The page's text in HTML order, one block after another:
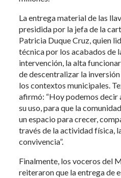
La entrega material de las
presidida por la jefa de la
Patricia Duque Cruz, quien
técnica por los acabados de
intervención, la alta
de descentralizar la
los contextos municipales.
afirmó: “Hoy podemos decir
su uso, para que la
un espacio para crecer,
través de la actividad física,
convivencia”.
Finalmente, los voceros del
reiteraron que la entrega de